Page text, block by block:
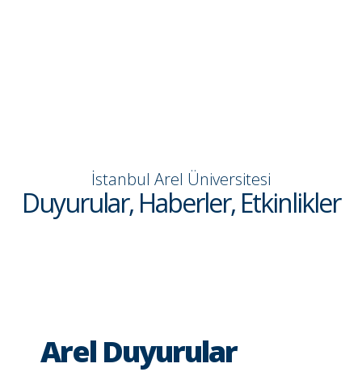
İstanbul Arel Üniversitesi
Duyurular, Haberler, Etkinlikler
Arel Duyurular